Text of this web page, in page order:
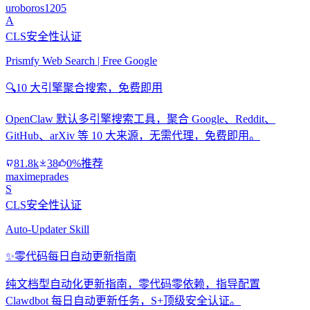
uroboros1205
A
CLS安全性认证
Prismfy Web Search | Free Google
🔍10 大引擎聚合搜索，免费即用
OpenClaw 默认多引擎搜索工具，聚合 Google、Reddit、
GitHub、arXiv 等 10 大来源，无需代理，免费即用。
81.8k 38
0%推荐
maximeprades
S
CLS安全性认证
Auto-Updater Skill
✨零代码每日自动更新指南
纯文档型自动化更新指南，零代码零依赖，指导配置
Clawdbot 每日自动更新任务，S+顶级安全认证。